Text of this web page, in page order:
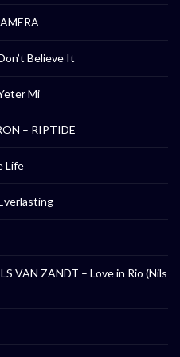
Believe It
Mi
– RIPTIDE
Life
VAN ZANDT – Love in Rio (Nils